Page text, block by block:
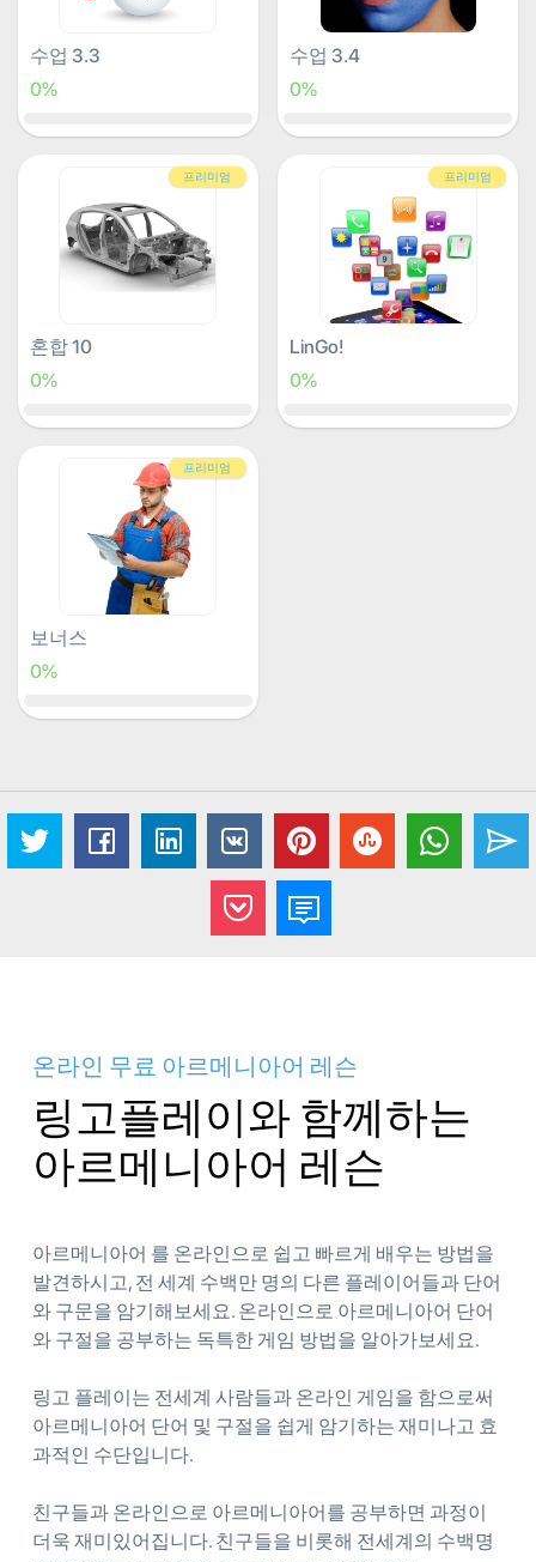
수업 3.3
0%
수업 3.4
0%
프리미엄
혼합 10
0%
프리미엄
LinGo!
0%
프리미엄
보너스
0%
온라인 무료 아르메니아어 레슨
링고플레이와 함께하는
아르메니아어 레슨
아르메니아어 를 온라인으로 쉽고 빠르게 배우는 방법을
발견하시고, 전 세계 수백만 명의 다른 플레이어들과 단어
와 구문을 암기해보세요. 온라인으로 아르메니아어 단어
와 구절을 공부하는 독특한 게임 방법을 알아가보세요.
링고 플레이는 전세계 사람들과 온라인 게임을 함으로써
아르메니아어 단어 및 구절을 쉽게 암기하는 재미나고 효
과적인 수단입니다.
친구들과 온라인으로 아르메니아어를 공부하면 과정이
더욱 재미있어집니다. 친구들을 비롯해 전세계의 수백명